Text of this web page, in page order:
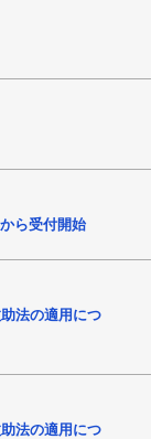
ら受付開始
法の適用につ
法の適用につ